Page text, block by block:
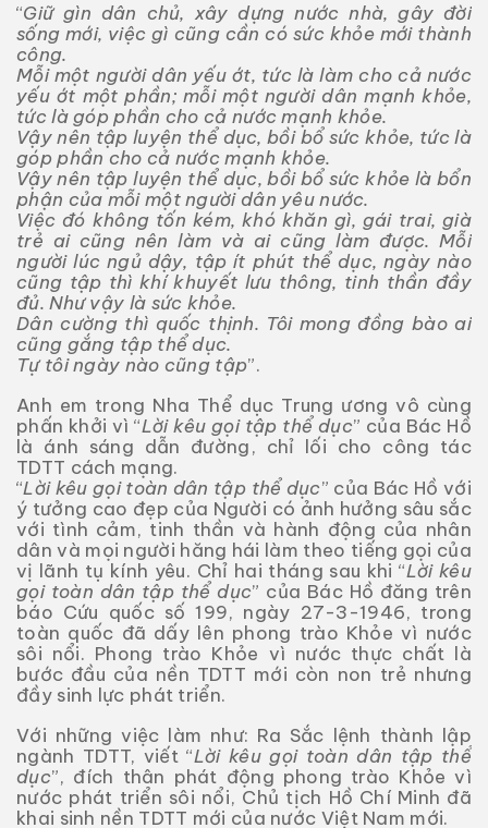
“Giữ gìn dân chủ, xây dựng nước nhà, gây đời
sống mới, việc gì cũng cần có sức khỏe mới thành
công.
Mỗi một người dân yếu ớt, tức là làm cho cả nước
yếu ớt một phần; mỗi một người dân mạnh khỏe,
tức là góp phần cho cả nước mạnh khỏe.
Vậy nên tập luyện thể dục, bồi bổ sức khỏe, tức là
góp phần cho cả nước mạnh khỏe.
Vậy nên tập luyện thể dục, bồi bổ sức khỏe là bổn
phận của mỗi một người dân yêu nước.
Việc đó không tốn kém, khó khăn gì, gái trai, già
trẻ ai cũng nên làm và ai cũng làm được. Mỗi
người lúc ngủ dậy, tập ít phút thể dục, ngày nào
cũng tập thì khí khuyết lưu thông, tinh thần đầy
đủ. Như vậy là sức khỏe.
Dân cường thì quốc thịnh. Tôi mong đồng bào ai
cũng gắng tập thể dục.
Tự tôi ngày nào cũng tập”.
Anh em trong Nha Thể dục Trung ương vô cùng
phấn khởi vì “Lời kêu gọi tập thể dục” của Bác Hồ
là ánh sáng dẫn đường, chỉ lối cho công tác
TDTT cách mạng.
“Lời kêu gọi toàn dân tập thể dục” của Bác Hồ với
ý tưởng cao đẹp của Người có ảnh hưởng sâu sắc
với tình cảm, tinh thần và hành động của nhân
dân và mọi người hăng hái làm theo tiếng gọi của
vị lãnh tụ kính yêu. Chỉ hai tháng sau khi “Lời kêu
gọi toàn dân tập thể dục” của Bác Hồ đăng trên
báo Cứu quốc số 199, ngày 27-3-1946, trong
toàn quốc đã dấy lên phong trào Khỏe vì nước
sôi nổi. Phong trào Khỏe vì nước thực chất là
bước đầu của nền TDTT mới còn non trẻ nhưng
đầy sinh lực phát triển.
Với những việc làm như: Ra Sắc lệnh thành lập
ngành TDTT, viết “Lời kêu gọi toàn dân tập thể
dục”, đích thân phát động phong trào Khỏe vì
nước phát triển sôi nổi, Chủ tịch Hồ Chí Minh đã
khai sinh nền TDTT mới của nước Việt Nam mới.